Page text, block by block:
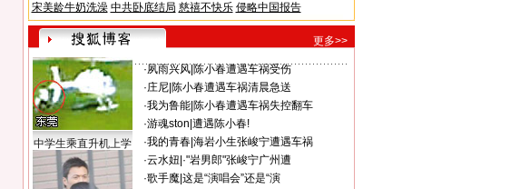
宋美龄牛奶洗澡 中共卧底结局 慈禧不快乐 侵略中国报告
更多>>
中学生乘直升机上学
·夙雨兴风| 陈小春遭遇车祸受伤
·庄尼| 陈小春遭遇车祸清晨急送
·我为鲁能| 陈小春遭遇车祸失控翻车
·游魂ston 遭遇陈小春!
·我的青春| 海岩小生张峻宁遭遇车祸
·云水妞| ·"岩男郎"张峻宁广州遭
·歌手魔| 这是“演唱会”还是“演